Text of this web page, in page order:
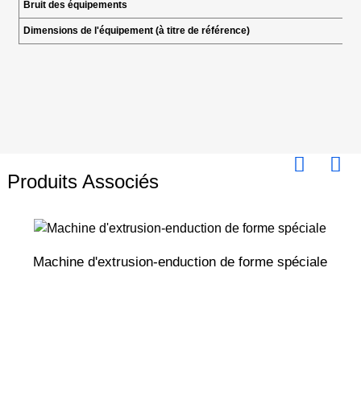
Bruit des équipements
Dimensions de l'équipement (à titre de référence)
Produits Associés
Machine d'extrusion-enduction de forme spéciale